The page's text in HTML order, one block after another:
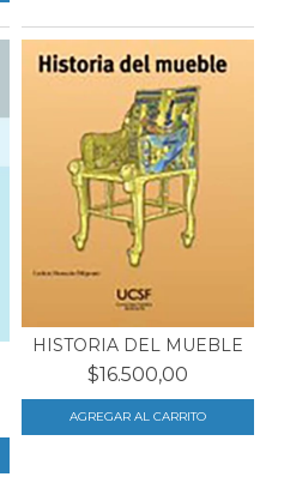
HISTORIA DEL MUEBLE
$16.500,00